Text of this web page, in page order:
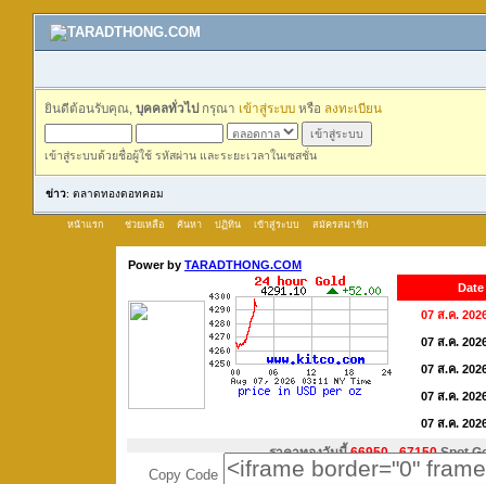
ยินดีต้อนรับคุณ, บุคคลทั่วไป กรุณา เข้าสู่ระบบ หรือ ลงทะเบียน
เข้าสู่ระบบด้วยชื่อผู้ใช้ รหัสผ่าน และระยะเวลาในเซสชั่น
ข่าว: ตลาดทองดอทคอม
หน้าแรก ช่วยเหลือ ค้นหา ปฏิทิน เข้าสู่ระบบ สมัครสมาชิก
Copy Code